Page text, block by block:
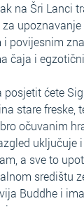
na Šri Lanci
povijesnim
čaja i
ćete
stare freske,
očuvanim
uključuje
a sve to
središtu
Buddhe i